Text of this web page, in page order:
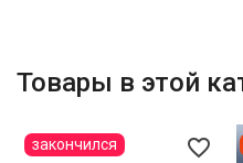
Товары в этой
favorite_border
закончился